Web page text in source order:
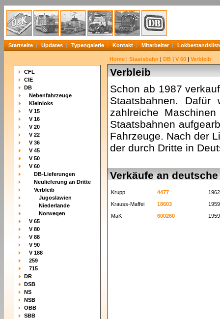
Startseite Updates Typengalerie Kontakt Mitarbeiter
CFL
CIE
DB
Nebenfahrzeuge
Kleinloks
V 15
V 16
V 20
V 22
V 36
V 45
V 50
V 60
DB-Lieferungen
Neulieferung an Dritte
Verbleib
Jugoslawien
Niederlande
Norwegen
V 65
V 80
V 88
V 90
V 188
259
715
DR
DSB
NS
NSB
ÖBB
SBB
Home | Staatsbahn | DB | V 60 | Verbleib
Verbleib
Schon ab 1987
Staatsbahnen. Dafür
zahlreiche
Staatsbahnen
Fahrzeuge. Nach der
der durch Dritte in
Verkäufe an
Krupp 4477
1962
Krauss-Maffei
18603
1959
MaK
600260 1959